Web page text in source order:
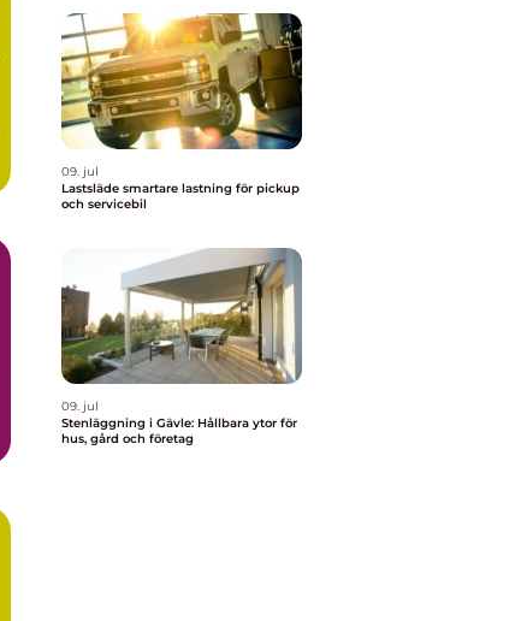
09. jul
Lastsläde smartare lastning för pickup
och servicebil
09. jul
Stenläggning i Gävle: Hållbara ytor för
hus, gård och företag